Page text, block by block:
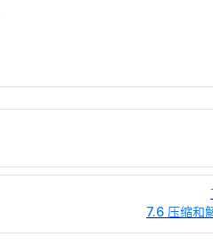
7.6 压缩和